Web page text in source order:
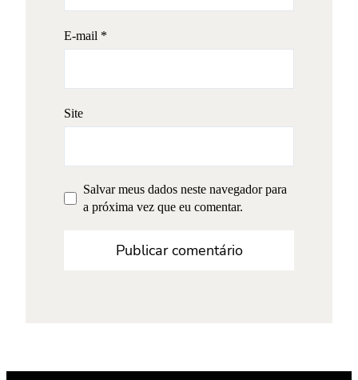
E-mail *
Site
Salvar meus dados neste navegador para
a próxima vez que eu comentar.